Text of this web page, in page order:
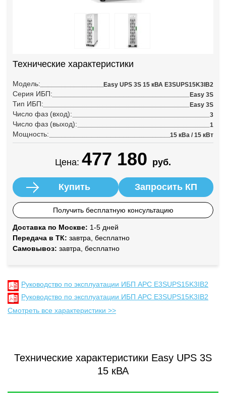
Технические характеристики
Модель: Easy UPS 3S 15 кВА E3SUPS15K3IB2
Серия ИБП: Easy 3S
Тип ИБП: Easy 3S
Число фаз (вход): 3
Число фаз (выход): 1
Мощность: 15 кВа / 15 кВт
Цена: 477 180 руб.
Купить Запросить КП
Получить бесплатную консультацию
Доставка по Москве: 1-5 дней
Передача в ТК: завтра, бесплатно
Самовывоз: завтра, бесплатно
Руководство по эксплуатации ИБП APC E3SUPS15K3IB2
Руководство по эксплуатации ИБП APC E3SUPS15K3IB2
Смотреть все характеристики >>
Технические характеристики Easy UPS 3S
15 кВА